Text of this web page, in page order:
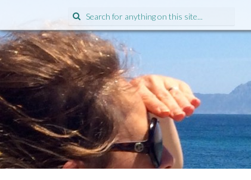
Search
for: